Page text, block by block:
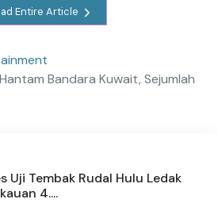
Entire Article
Bandara Kuwait, Sejumlah
Uji Tembak Rudal Hulu Ledak
4....